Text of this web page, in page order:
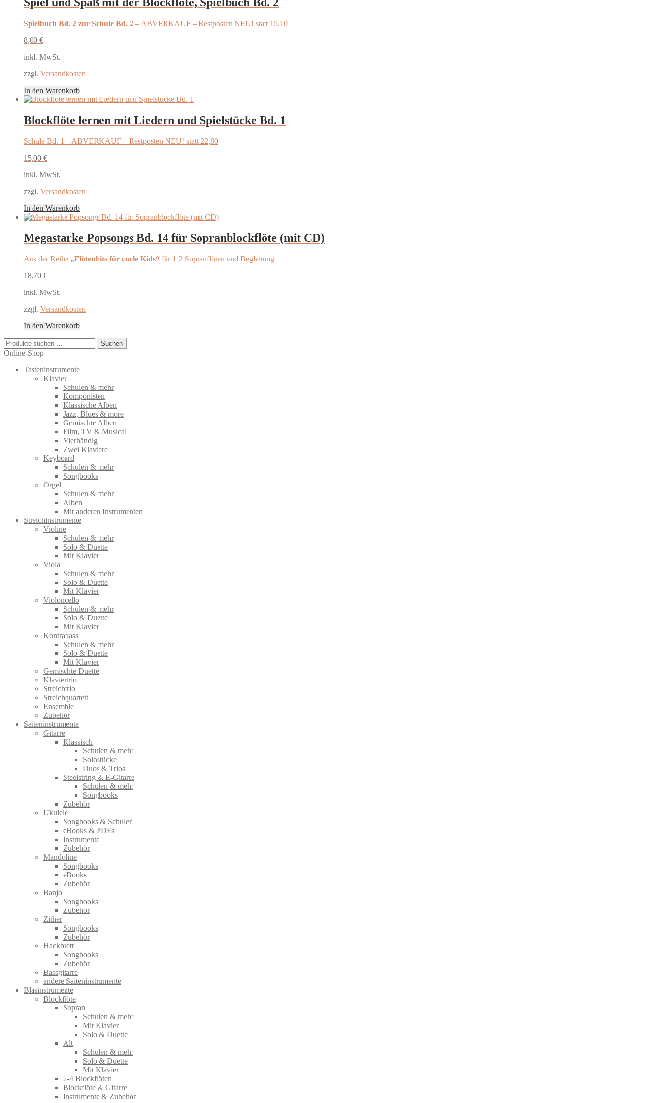
Spiel und Spaß mit der Blockflöte, Spielbuch Bd. 2
Spielbuch Bd. 2 zur Schule Bd. 2 – ABVERKAUF – Restposten NEU! statt 15,10
8,00 €
inkl. MwSt.
zzgl. Versandkosten
In den Warenkorb
Blockflöte lernen mit Liedern und Spielstücke Bd. 1
Schule Bd. 1 – ABVERKAUF – Restposten NEU! statt 22,80
15,00 €
inkl. MwSt.
zzgl. Versandkosten
In den Warenkorb
Megastarke Popsongs Bd. 14 für Sopranblockflöte (mit CD)
Aus der Reihe „Flötenhits für coole Kids“ für 1-2 Sopranflöten und Begleitung
18,70 €
inkl. MwSt.
zzgl. Versandkosten
In den Warenkorb
Suchen
nach:
Suchen
Online-Shop
Tasteninstrumente
Klavier
Schulen & mehr
Komponisten
Klassische Alben
Jazz, Blues & more
Gemischte Alben
Film, TV & Musical
Vierhändig
Zwei Klaviere
Keyboard
Schulen & mehr
Songbooks
Orgel
Schulen & mehr
Alben
Mit anderen Instrumenten
Streichinstrumente
Violine
Schulen & mehr
Solo & Duette
Mit Klavier
Viola
Schulen & mehr
Solo & Duette
Mit Klavier
Violoncello
Schulen & mehr
Solo & Duette
Mit Klavier
Kontrabass
Schulen & mehr
Solo & Duette
Mit Klavier
Gemischte Duette
Klaviertrio
Streichtrio
Streichquartett
Ensemble
Zubehör
Saiteninstrumente
Gitarre
Klassisch
Schulen & mehr
Solostücke
Duos & Trios
Steelstring & E-Gitarre
Schulen & mehr
Songbooks
Zubehör
Ukulele
Songbooks & Schulen
eBooks & PDFs
Instrumente
Zubehör
Mandoline
Songbooks
eBooks
Zubehör
Banjo
Songbooks
Zubehör
Zither
Songbooks
Zubehör
Hackbrett
Songbooks
Zubehör
Bassgitarre
andere Saiteninstrumente
Blasinstrumente
Blockflöte
Sopran
Schulen & mehr
Mit Klavier
Solo & Duette
Alt
Schulen & mehr
Solo & Duette
Mit Klavier
2-4 Blockflöten
Blockflöte & Gitarre
Instrumente & Zubehör